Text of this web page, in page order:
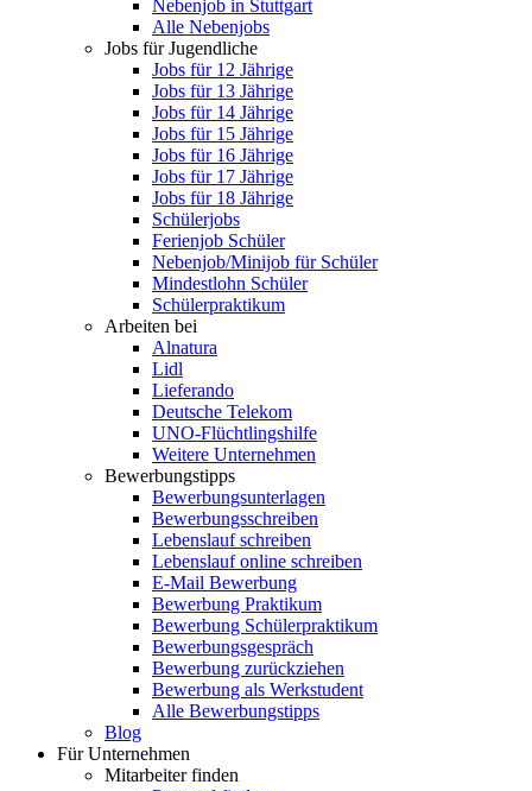
Nebenjob in Stuttgart
Alle Nebenjobs
Jobs für Jugendliche
Jobs für 12 Jährige
Jobs für 13 Jährige
Jobs für 14 Jährige
Jobs für 15 Jährige
Jobs für 16 Jährige
Jobs für 17 Jährige
Jobs für 18 Jährige
Schülerjobs
Ferienjob Schüler
Nebenjob/Minijob für Schüler
Mindestlohn Schüler
Schülerpraktikum
Arbeiten bei
Alnatura
Lidl
Lieferando
Deutsche Telekom
UNO-Flüchtlingshilfe
Weitere Unternehmen
Bewerbungstipps
Bewerbungsunterlagen
Bewerbungsschreiben
Lebenslauf schreiben
Lebenslauf online schreiben
E-Mail Bewerbung
Bewerbung Praktikum
Bewerbung Schülerpraktikum
Bewerbungsgespräch
Bewerbung zurückziehen
Bewerbung als Werkstudent
Alle Bewerbungstipps
Blog
Für Unternehmen
Mitarbeiter finden